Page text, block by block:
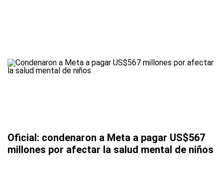
Oficial: condenaron a Meta a pagar US$567
millones por afectar la salud mental de niños